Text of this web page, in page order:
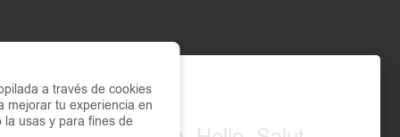
a través de cookies
mejorar tu experiencia en
usas y para fines de